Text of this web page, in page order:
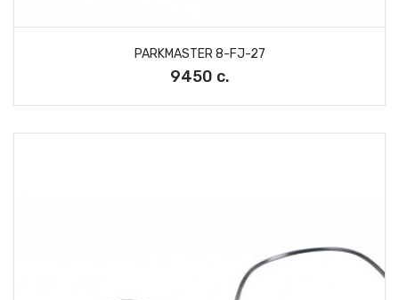
PARKMASTER 8-FJ-27
9450 с.